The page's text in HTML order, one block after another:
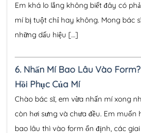
Em khá lo lắng không biết đây có
mí bị tuột chỉ hay không. Mong bác
những dấu hiệu […]
6. Nhấn Mí Bao Lâu Vào
Hồi Phục Của Mí
Chào bác sĩ, em vừa nhấn mí xong
còn hơi sưng và chưa đều. Em muốn
bao lâu thì vào form ổn định, các